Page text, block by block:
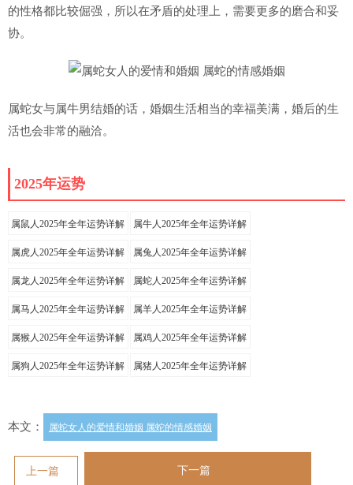
的性格都比较倔强，所以在矛盾的处理上，需要更多的磨合和妥
协。
属蛇女与属牛男结婚的话，婚姻生活相当的幸福美满，婚后的生
活也会非常的融洽。
2025年运势
属鼠人2025年全年运势详解 属牛人2025年全年运势详解
属虎人2025年全年运势详解 属兔人2025年全年运势详解
属龙人2025年全年运势详解 属蛇人2025年全年运势详解
属马人2025年全年运势详解 属羊人2025年全年运势详解
属猴人2025年全年运势详解 属鸡人2025年全年运势详解
属狗人2025年全年运势详解 属猪人2025年全年运势详解
本文： 属蛇女人的爱情和婚姻 属蛇的情感婚姻
上一篇 下一篇